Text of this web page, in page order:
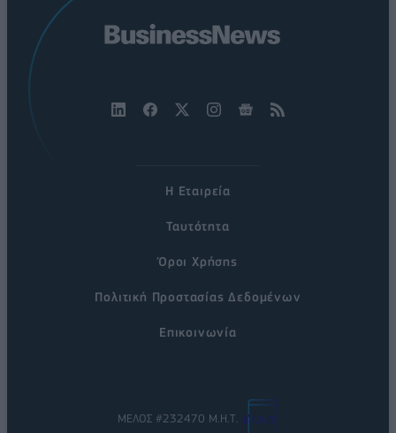
Η Εταιρεία
Ταυτότητα
Όροι Χρήσης
Πολιτική Προστασίας Δεδομένων
Επικοινωνία
ΜΕΛΟΣ #232470 Μ.Η.Τ.